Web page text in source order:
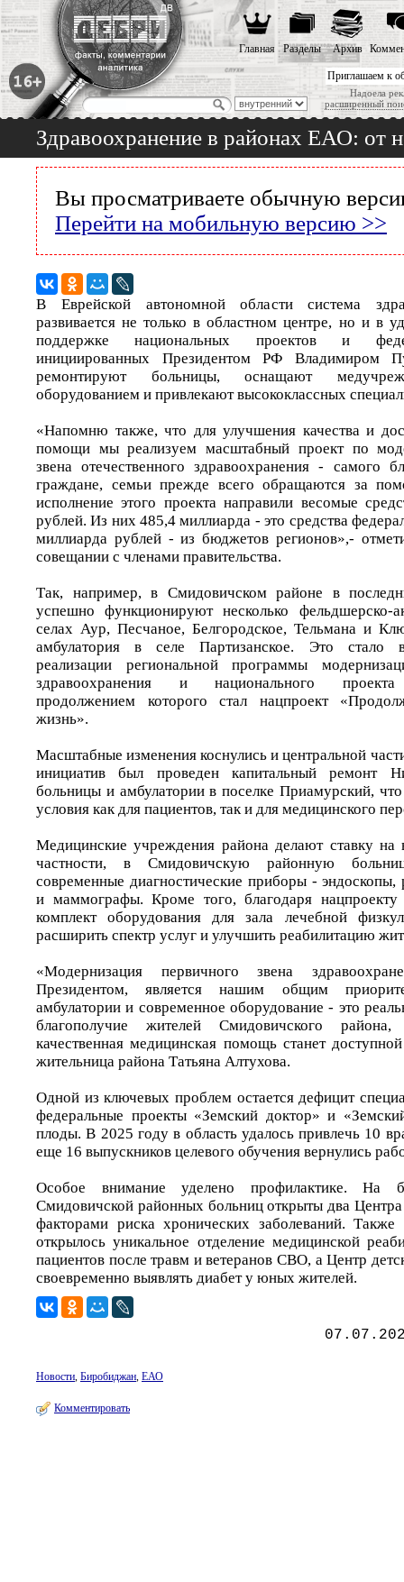
Приглашаем к
Надоела
расширенный
Главная Разделы Архив
Здравоохранение в районах ЕАО: от
Вы просматриваете обычную
Перейти на мобильную версию >>
В Еврейской автономной области система
развивается не только в областном центре, но и в
поддержке национальных проектов и
инициированных Президентом РФ Владимиром
ремонтируют больницы, оснащают
оборудованием и привлекают высококлассных
«Напомню также, что для улучшения качества и
помощи мы реализуем масштабный проект по
звена отечественного здравоохранения - самого
граждане, семьи прежде всего обращаются за
исполнение этого проекта направили весомые
рублей. Из них 485,4 миллиарда - это средства
миллиарда рублей - из бюджетов регионов»,-
совещании с членами правительства.
Так, например, в Смидовичском районе в
успешно функционируют несколько фельдшерско-
селах Аур, Песчаное, Белгородское, Тельмана и
амбулатория в селе Партизанское. Это стало
реализации региональной программы
здравоохранения и национального проекта
продолжением которого стал нацпроект
жизнь».
Масштабные изменения коснулись и центральной
инициатив был проведен капитальный ремонт
больницы и амбулатории в поселке Приамурский,
условия как для пациентов, так и для медицинского
Медицинские учреждения района делают ставку на
частности, в Смидовичскую районную
современные диагностические приборы - эндоскопы,
и маммографы. Кроме того, благодаря
комплект оборудования для зала лечебной
расширить спектр услуг и улучшить реабилитацию
«Модернизация первичного звена
Президентом, является нашим общим
амбулатории и современное оборудование - это
благополучие жителей Смидовичского
качественная медицинская помощь станет
жительница района Татьяна Алтухова.
Одной из ключевых проблем остается дефицит
федеральные проекты «Земский доктор» и
плоды. В 2025 году в область удалось привлечь 10
еще 16 выпускников целевого обучения вернулись
Особое внимание уделено профилактике. На
Смидовичской районных больниц открыты два
факторами риска хронических заболеваний. Также
открылось уникальное отделение медицинской
пациентов после травм и ветеранов СВО, а Центр
своевременно выявлять диабет у юных жителей.
Новости, Биробиджан, ЕАО
Комментировать